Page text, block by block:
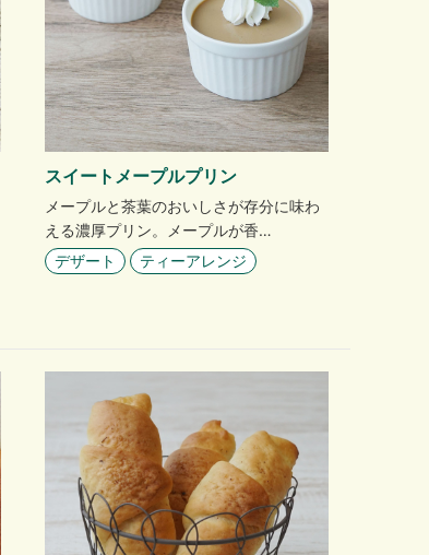
スイートメープルプリン
メープルと茶葉のおいしさが存分に味わ
える濃厚プリン。メープルが香…
デザート
ティーアレンジ